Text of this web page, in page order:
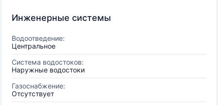
Инженерные системы
Водоотведение:
Центральное
Система водостоков:
Наружные водостоки
Газоснабжение:
Отсутствует